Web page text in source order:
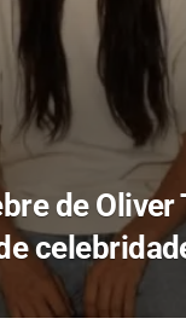
de Oliver